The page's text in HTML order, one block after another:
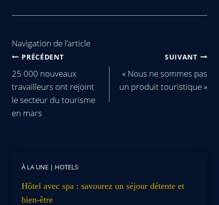
Navigation de l’article
PRÉCÉDENT
25 000 nouveaux
travailleurs ont rejoint
le secteur du tourisme
en mars
SUIVANT
« Nous ne sommes pas
un produit touristique »
À LA UNE | HOTELS
Hôtel avec spa : savourez un séjour détente et
bien-être